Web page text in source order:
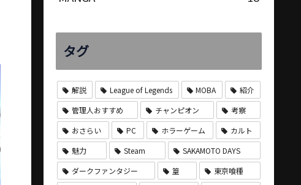
タグ
解説 League of Legends MOBA
紹介
管理人おすすめ
チャンピオン
考察
おさらい
PC ホラーゲーム
カルト
魅力
Steam
SAKAMOTO DAYS
ダークファンタジー
篁
東京喰種